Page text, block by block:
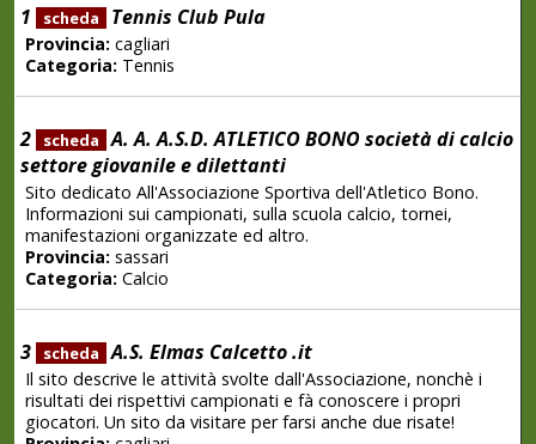
1 scheda Tennis Club Pula
Provincia:cagliari
Categoria:Tennis
2 scheda A. A. A.S.D. ATLETICO BONO società di calcio
settore giovanile e dilettanti
Sito dedicato All'Associazione Sportiva dell'Atletico Bono.
Informazioni sui campionati, sulla scuola calcio, tornei,
manifestazioni organizzate ed altro.
Provincia:sassari
Categoria:Calcio
3 scheda A.S. Elmas Calcetto .it
Il sito descrive le attività svolte dall'Associazione, nonchè i
risultati dei rispettivi campionati e fà conoscere i propri
giocatori. Un sito da visitare per farsi anche due risate!